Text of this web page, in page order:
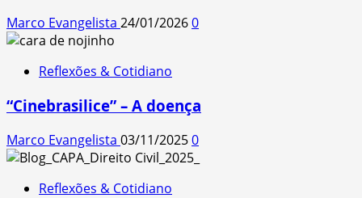
Marco Evangelista 24/01/20260
Reflexões & Cotidiano
“Cinebrasilice” – A doença
Marco Evangelista 03/11/20250
Reflexões & Cotidiano